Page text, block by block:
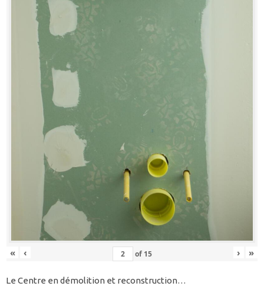
« ‹ of 15 › »
Le Centre en démolition et reconstruction…